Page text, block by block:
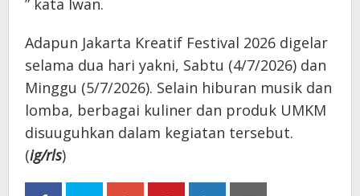
Adapun Jakarta Kreatif Festival 2026 digelar
selama dua hari yakni, Sabtu (4/7/2026) dan
Minggu (5/7/2026). Selain hiburan musik dan
lomba, berbagai kuliner dan produk UMKM
disuuguhkan dalam kegiatan tersebut.
(ig/rls)